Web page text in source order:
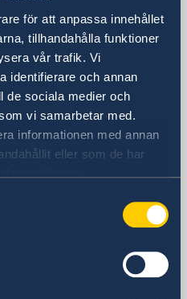
för att anpassa innehållet
tillhandahålla funktioner
vår trafik. Vi
identifierare och annan
de sociala medier och
vi samarbetar med.
informationen med annan
eller som de har